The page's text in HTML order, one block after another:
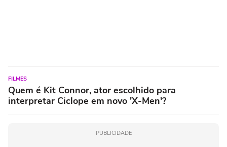
FILMES
Quem é Kit Connor, ator escolhido para
interpretar Ciclope em novo 'X-Men'?
PUBLICIDADE